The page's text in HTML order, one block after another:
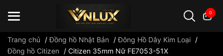
0
Trang chủ /Đồng hồ Nhật Bản /Đông Hồ Dây Kim Loại /
Đồng hồ Citizen
/ Citizen 35mm Nữ FE7053-51X